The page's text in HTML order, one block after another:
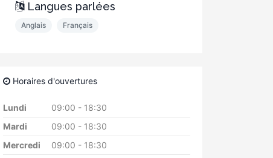
Langues parlées
Anglais Français
Horaires d'ouvertures
Lundi
09:00 - 18:30
Mardi
09:00 - 18:30
Mercredi
09:00 - 18:30